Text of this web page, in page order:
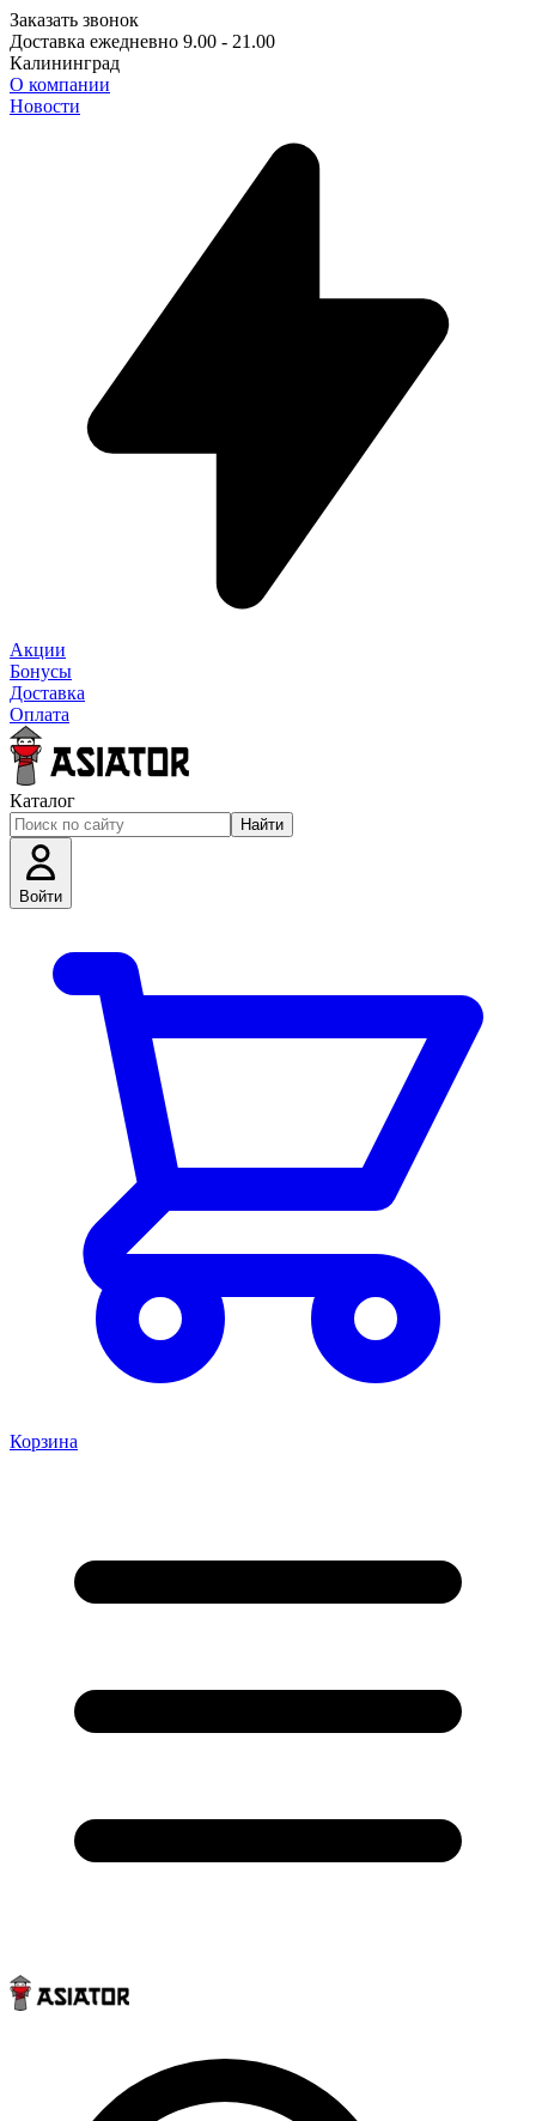
Заказать звонок
Доставка ежедневно 9.00 - 21.00
Калининград
О компании
Новости
Акции
Бонусы
Доставка
Оплата
Каталог
Найти
Войти
Корзина